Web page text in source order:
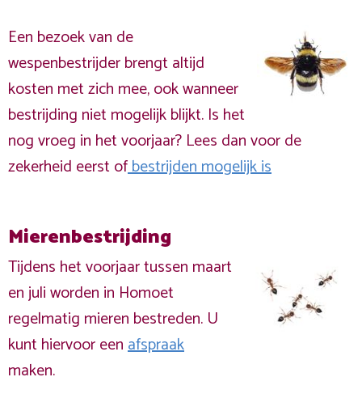
Een bezoek van de
wespenbestrijder brengt altijd
kosten met zich mee, ook wanneer
bestrijding niet mogelijk blijkt. Is het
nog vroeg in het voorjaar? Lees dan voor de
zekerheid eerst ofbestrijden mogelijk is
Mierenbestrijding
Tijdens het voorjaar tussen maart
en juli worden in Homoet
regelmatig mieren bestreden. U
kunt hiervoor eenafspraak
maken.